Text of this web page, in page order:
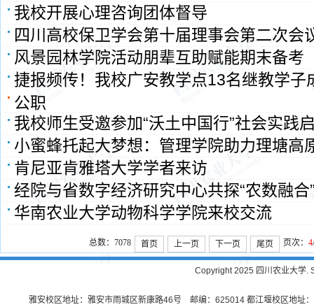
我校开展心理咨询团体督导
四川高校保卫学会第十届理事会第二次会
风景园林学院活动朋辈互助赋能期末备考
捷报频传！我校广安教学点13名继教学子
公职
我校师生受邀参加“沃土中国行”社会实践
小蜜蜂托起大梦想：管理学院助力理塘高
肯尼亚肯雅塔大学学者来访
经院与省数字经济研究中心共探“农数融合
华南农业大学动物科学学院来校交流
总数：7078 首页 上一页 下一页 尾页 页次： 4
Copyright 2025 四川农业大学.
雅安校区地址：雅安市雨城区新康路46号 邮编：625014 都江堰校区地址